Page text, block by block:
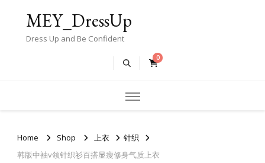
MEY_DressUp
Dress Up and Be Confident
0
Home Shop 上衣
针织
韩版中袖v领针织衫百搭显瘦修身气质上衣